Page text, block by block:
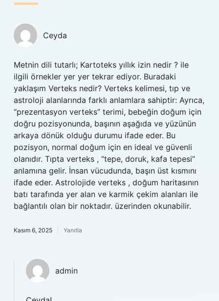
Ceyda
Metnin dili tutarlı; Kartoteks yıllık izin nedir ? ile
ilgili örnekler yer yer tekrar ediyor. Buradaki
yaklaşım Verteks nedir? Verteks kelimesi, tıp ve
astroloji alanlarında farklı anlamlara sahiptir: Ayrıca,
“prezentasyon verteks” terimi, bebeğin doğum için
doğru pozisyonunda, başının aşağıda ve yüzünün
arkaya dönük olduğu durumu ifade eder. Bu
pozisyon, normal doğum için en ideal ve güvenli
olanıdır. Tıpta verteks , “tepe, doruk, kafa tepesi”
anlamına gelir. İnsan vücudunda, başın üst kısmını
ifade eder. Astrolojide verteks , doğum haritasının
batı tarafında yer alan ve karmik çekim alanları ile
bağlantılı olan bir noktadır. üzerinden okunabilir.
Kasım 6, 2025 Yanıtla
admin